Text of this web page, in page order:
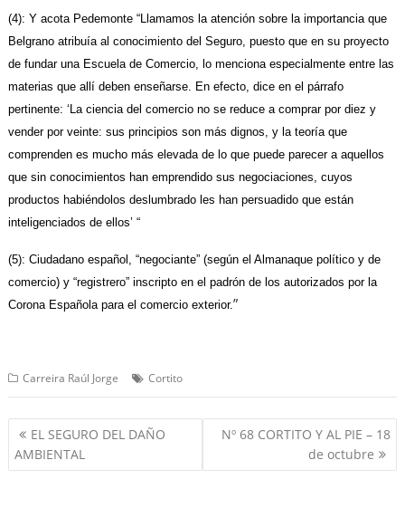
(4): Y acota Pedemonte “Llamamos la atención sobre la importancia que
Belgrano atribuía al conocimiento del Seguro, puesto que en su proyecto
de fundar una Escuela de Comercio, lo menciona especialmente entre las
materias que allí deben enseñarse. En efecto, dice en el párrafo
pertinente: ‘La ciencia del comercio no se reduce a comprar por diez y
vender por veinte: sus principios son más dignos, y la teoría que
comprenden es mucho más elevada de lo que puede parecer a aquellos
que sin conocimientos han emprendido sus negociaciones, cuyos
productos habiéndolos deslumbrado les han persuadido que están
inteligenciados de ellos’ “
(5): Ciudadano español, “negociante” (según el Almanaque político y de
comercio) y “registrero” inscripto en el padrón de los autorizados por la
Corona Española para el comercio exterior.”
Carreira Raúl Jorge Cortito
Navegación
de
entradas
EL SEGURO DEL DAÑO
AMBIENTAL
Nº 68 CORTITO Y AL PIE – 18
de octubre